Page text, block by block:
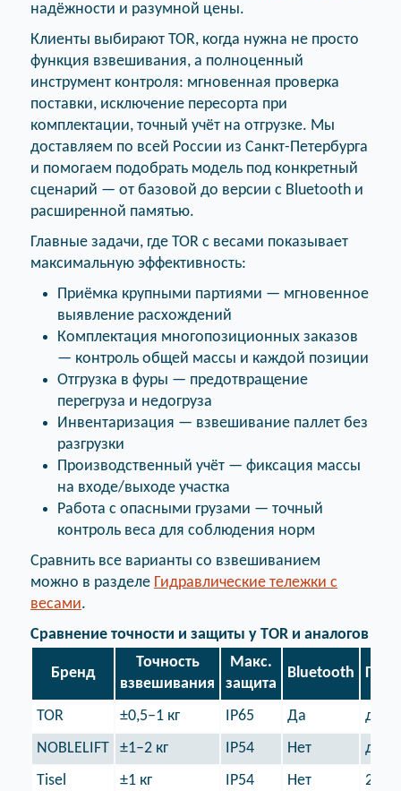
надёжности и разумной цены.
Клиенты выбирают TOR, когда нужна не просто
функция взвешивания, а полноценный
инструмент контроля: мгновенная проверка
поставки, исключение пересорта при
комплектации, точный учёт на отгрузке. Мы
доставляем по всей России из Санкт-Петербурга
и помогаем подобрать модель под конкретный
сценарий — от базовой до версии с Bluetooth и
расширенной памятью.
Главные задачи, где TOR с весами показывает
максимальную эффективность:
Приёмка крупными партиями — мгновенное
выявление расхождений
Комплектация многопозиционных заказов
— контроль общей массы и каждой позиции
Отгрузка в фуры — предотвращение
перегруза и недогруза
Инвентаризация — взвешивание паллет без
разгрузки
Производственный учёт — фиксация массы
на входе/выходе участка
Работа с опасными грузами — точный
контроль веса для соблюдения норм
Сравнить все варианты со взвешиванием
можно в разделе Гидравлические тележки с
весами.
Сравнение точности и защиты у TOR и аналогов
Бренд
Точность
взвешивания
Макс.
защита
Bluetooth
TOR ±0,5–1 кг IP65 Да
до
NOBLELIFT
±1–2 кг IP54 Нет
до
Tisel
±1 кг IP54 Нет 2000